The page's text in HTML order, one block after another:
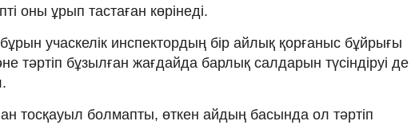
оны ұрып тастаған көрінеді.
учаскелік инспектордың бір айлық қорғаныс бұйрығы
тәртіп бұзылған жағдайда барлық салдарын түсіндіруі де
тосқауыл болмапты, өткен айдың басында ол тәртіп